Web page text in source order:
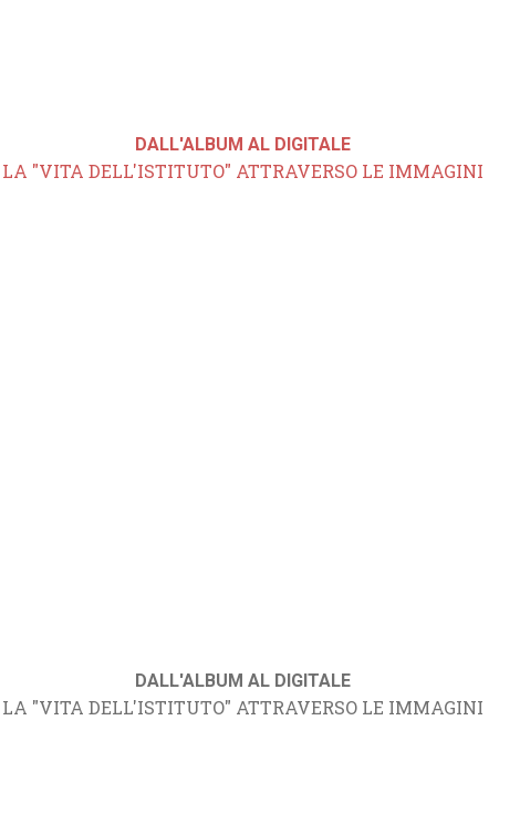
DALL'ALBUM AL DIGITALE
LA "VITA DELL'ISTITUTO" ATTRAVERSO LE IMMAGINI
DALL'ALBUM AL DIGITALE
LA "VITA DELL'ISTITUTO" ATTRAVERSO LE IMMAGINI